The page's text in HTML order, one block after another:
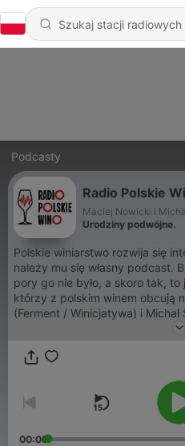
Podcasty
Radio Polskie
Maciej Nowicki i
Urodziny podwójne.
Polskie winiarstwo rozwija się
należy mu się własny podcast.
pory go nie było, a skoro tak, to
którzy z polskim winem obcują
(Ferment / Winicjatywa) i
Polskiego Wina / Eat Polska).
tym co się wydarzyło, dzieje i
obecności. O debiutantach i
kuriozach.
00:00